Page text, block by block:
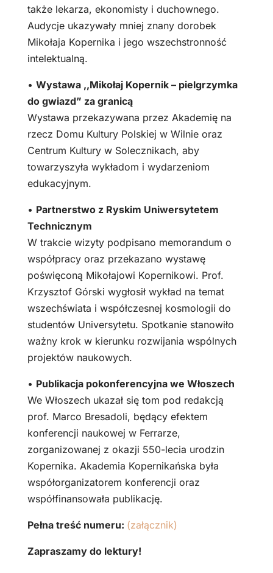
także lekarza, ekonomisty i duchownego.
Audycje ukazywały mniej znany dorobek
Mikołaja Kopernika i jego wszechstronność
intelektualną.
• Wystawa ,,Mikołaj Kopernik – pielgrzymka
do gwiazd” za granicą
Wystawa przekazywana przez Akademię na
rzecz Domu Kultury Polskiej w Wilnie oraz
Centrum Kultury w Solecznikach, aby
towarzyszyła wykładom i wydarzeniom
edukacyjnym.
• Partnerstwo z Ryskim Uniwersytetem
Technicznym
W trakcie wizyty podpisano memorandum o
współpracy oraz przekazano wystawę
poświęconą Mikołajowi Kopernikowi. Prof.
Krzysztof Górski wygłosił wykład na temat
wszechświata i współczesnej kosmologii do
studentów Universytetu. Spotkanie stanowiło
ważny krok w kierunku rozwijania wspólnych
projektów naukowych.
• Publikacja pokonferencyjna we Włoszech
We Włoszech ukazał się tom pod redakcją
prof. Marco Bresadoli, będący efektem
konferencji naukowej w Ferrarze,
zorganizowanej z okazji 550-lecia urodzin
Kopernika. Akademia Kopernikańska była
współorganizatorem konferencji oraz
współfinansowała publikację.
Pełna treść numeru: (załącznik)
Zapraszamy do lektury!